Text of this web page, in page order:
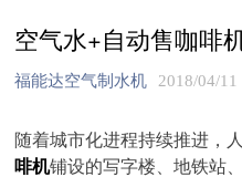
空气水+自动售咖啡
福能达空气制水机 2018/04/11
随着城市化进程持续推进，
啡机铺设的写字楼、地铁站